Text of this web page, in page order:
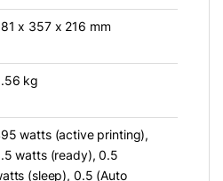
của HP
laser tiên tiến, máy in HP
4003dw mang lại những bản
x 357 x 216 mm
kg
watts (active printing),
watts (ready), 0.5
(sleep), 0.5 (Auto